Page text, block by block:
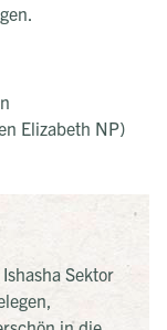
Elizabeth NP)
Sektor